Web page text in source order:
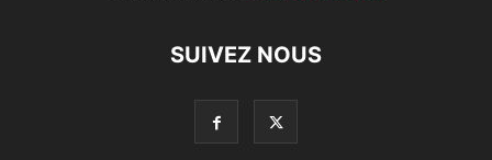
SUIVEZ NOUS